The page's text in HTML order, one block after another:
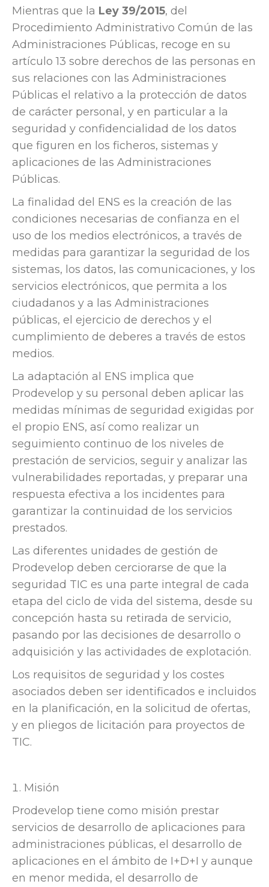
Mientras que la Ley 39/2015, del
Procedimiento Administrativo Común de las
Administraciones Públicas, recoge en su
artículo 13 sobre derechos de las personas en
sus relaciones con las Administraciones
Públicas el relativo a la protección de datos
de carácter personal, y en particular a la
seguridad y confidencialidad de los datos
que figuren en los ficheros, sistemas y
aplicaciones de las Administraciones
Públicas.
La finalidad del ENS es la creación de las
condiciones necesarias de confianza en el
uso de los medios electrónicos, a través de
medidas para garantizar la seguridad de los
sistemas, los datos, las comunicaciones, y los
servicios electrónicos, que permita a los
ciudadanos y a las Administraciones
públicas, el ejercicio de derechos y el
cumplimiento de deberes a través de estos
medios.
La adaptación al ENS implica que
Prodevelop y su personal deben aplicar las
medidas mínimas de seguridad exigidas por
el propio ENS, así como realizar un
seguimiento continuo de los niveles de
prestación de servicios, seguir y analizar las
vulnerabilidades reportadas, y preparar una
respuesta efectiva a los incidentes para
garantizar la continuidad de los servicios
prestados.
Las diferentes unidades de gestión de
Prodevelop deben cerciorarse de que la
seguridad TIC es una parte integral de cada
etapa del ciclo de vida del sistema, desde su
concepción hasta su retirada de servicio,
pasando por las decisiones de desarrollo o
adquisición y las actividades de explotación.
Los requisitos de seguridad y los costes
asociados deben ser identificados e incluidos
en la planificación, en la solicitud de ofertas,
y en pliegos de licitación para proyectos de
TIC.
Misión
Prodevelop tiene como misión prestar
servicios de desarrollo de aplicaciones para
administraciones públicas, el desarrollo de
aplicaciones en el ámbito de I+D+I y aunque
en menor medida, el desarrollo de